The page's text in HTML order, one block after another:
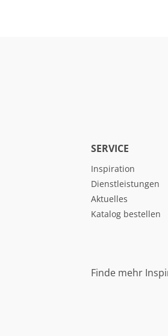
SERVICE
Inspiration
Dienstleistungen
Aktuelles
Katalog bestellen
Finde mehr